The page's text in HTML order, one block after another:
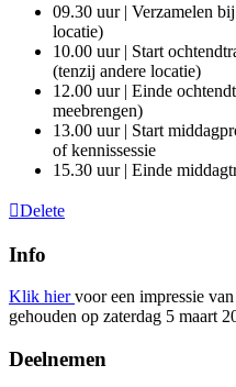
09.30 uur | Verzamelen
locatie)
10.00 uur | Start
(tenzij andere locatie)
12.00 uur | Einde
meebrengen)
13.00 uur | Start
of kennissessie
15.30 uur | Einde
Delete
Info
Klik hiervoor een impressie
gehouden op zaterdag 5 maart
Deelnemen